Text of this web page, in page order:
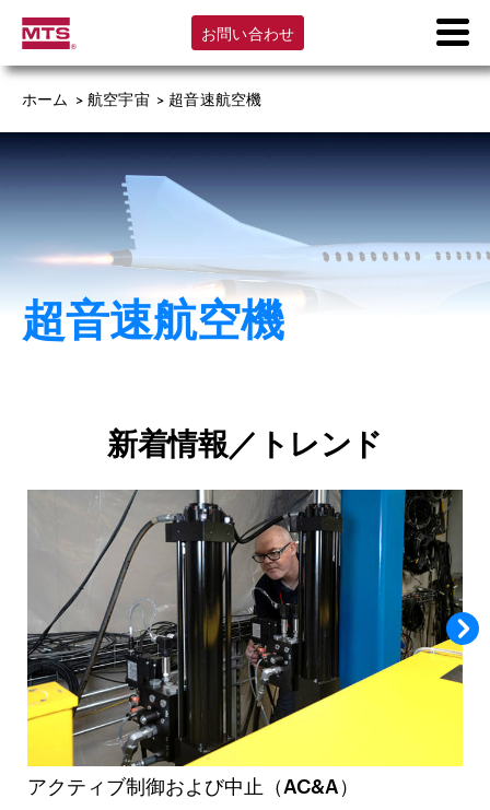
お問い合わせ
ホーム >航空宇宙 > 超音速航空機
超音速航空機
新着情報／トレンド
アクティブ制御および中止（AC&A）